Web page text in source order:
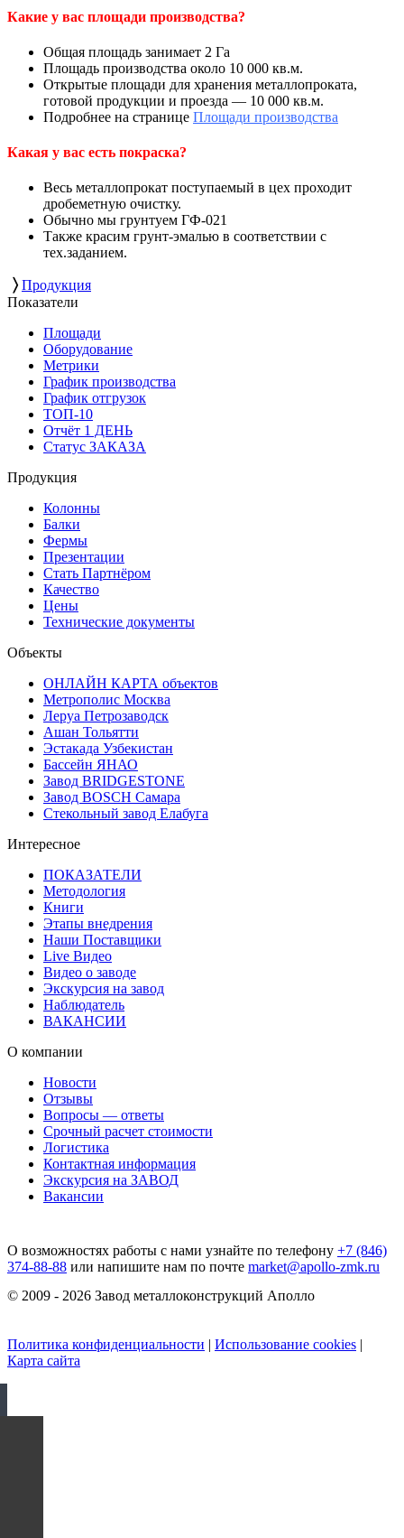
Какие у вас площади производства?
Общая площадь занимает 2 Га
Площадь производства около 10 000 кв.м.
Открытые площади для хранения металлопроката,
готовой продукции и проезда — 10 000 кв.м.
Подробнее на странице Площади производства
Какая у вас есть покраска?
Весь металлопрокат поступаемый в цех проходит
дробеметную очистку.
Обычно мы грунтуем ГФ-021
Также красим грунт-эмалью в соответствии с
тех.заданием.
〉 Продукция
Показатели
Площади
Оборудование
Метрики
График производства
График отгрузок
ТОП-10
Отчёт 1 ДЕНЬ
Статус ЗАКАЗА
Продукция
Колонны
Балки
Фермы
Презентации
Стать Партнёром
Качество
Цены
Технические документы
Объекты
ОНЛАЙН КАРТА объектов
Метрополис Москва
Леруа Петрозаводск
Ашан Тольятти
Эстакада Узбекистан
Бассейн ЯНАО
Завод BRIDGESTONE
Завод BOSCH Самара
Стекольный завод Елабуга
Интересное
ПОКАЗАТЕЛИ
Методология
Книги
Этапы внедрения
Наши Поставщики
Live Видео
Видео о заводе
Экскурсия на завод
Наблюдатель
ВАКАНСИИ
О компании
Новости
Отзывы
Вопросы — ответы
Срочный расчет стоимости
Логистика
Контактная информация
Экскурсия на ЗАВОД
Вакансии
О возможностях работы с нами узнайте по телефону +7 (846)
374-88-88 или напишите нам по почте market@apollo-zmk.ru
© 2009 - 2026 Завод металлоконструкций Аполло
Политика конфиденциальности | Использование cookies |
Карта сайта